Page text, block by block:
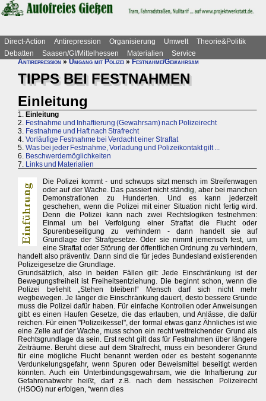
Direct-Action Antirepression Organisierung Umwelt
Theorie&Politik
Debatten
Saasen/GI/Mittelhessen Materialien
Service
Antirepression»Umgang mit Polizei»Festnahme/Gewahrsam
TIPPS BEI FESTNAHMEN
Einleitung
1. Einleitung
2. Festnahme und Inhaftierung (Gewahrsam) nach Polizeirecht
3. Festnahme und Haft nach Strafrecht
4. Vorläufige Festnahme bei Verdacht einer Straftat
5. Was bei jeder Festnahme, Vorladung und Polizeikontakt gilt ...
6. Beschwerdemöglichkeiten
7. Links und Materialien
Die Polizei kommt - und schwups sitzt mensch im Streifenwagen
oder auf der Wache. Das passiert nicht ständig, aber bei manchen
Demonstrationen zu Hunderten. Und es kann jederzeit
geschehen, wenn die Polizei mit einer Situation nicht fertig wird.
Denn die Polizei kann nach zwei Rechtslogiken festnehmen:
Einmal um bei Verfolgung einer Straftat die Flucht oder
Spurenbeseitigung zu verhindern - dann handelt sie auf
Grundlage der Strafgesetze. Oder sie nimmt jemensch fest, um
eine Straftat oder Störung der öffentlichen Ordnung zu verhindern,
handelt also präventiv. Dann sind die für jedes Bundesland existierenden
Polizeigesetze die Grundlage.
Grundsätzlich, also in beiden Fällen gilt: Jede Einschränkung ist der
Bewegungsfreiheit ist Freiheitsentziehung. Die beginnt schon, wenn die
Polizei befiehlt „Stehen bleiben!“ Mensch darf sich nicht mehr
wegbewegen. Je länger die Einschränkung dauert, desto bessere Gründe
muss die Polizei dafür haben. Für einfache Kontrollen oder Anweisungen
gibt es einen Haufen Gesetze, die das erlauben, und Anlässe, die dafür
reichen. Für einen "Polizeikessel", der formal etwas ganz Ähnliches ist wie
eine Zelle auf der Wache, muss schon ein recht weitreichender Grund als
Rechtsgrundlage da sein. Erst recht gilt das für Festnahmen über längere
Zeiträume. Beruht diese auf dem Strafrecht, muss ein besonderer Grund
für eine mögliche Flucht benannt werden oder es besteht sogenannte
Verdunkelungsgefahr, wenn Spuren oder Beweismittel beseitigt werden
könnten. Auch ein Unterbindungsgewahrsam, wie die Inhaftierung zur
Gefahrenabwehr heißt, darf z.B. nach dem hessischen Polizeirecht
(HSOG) nur erfolgen, “wenn dies